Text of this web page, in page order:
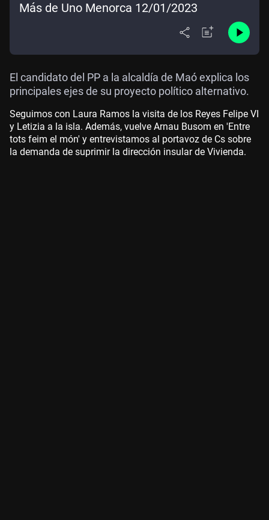
Más de Uno Menorca 12/01/2023
El candidato del PP a la alcaldía de Maó explica los
principales ejes de su proyecto político alternativo.
Seguimos con Laura Ramos la visita de los Reyes Felipe VI
y Letizia a la isla. Además, vuelve Arnau Busom en 'Entre
tots feim el món' y entrevistamos al portavoz de Cs sobre
la demanda de suprimir la dirección insular de Vivienda.